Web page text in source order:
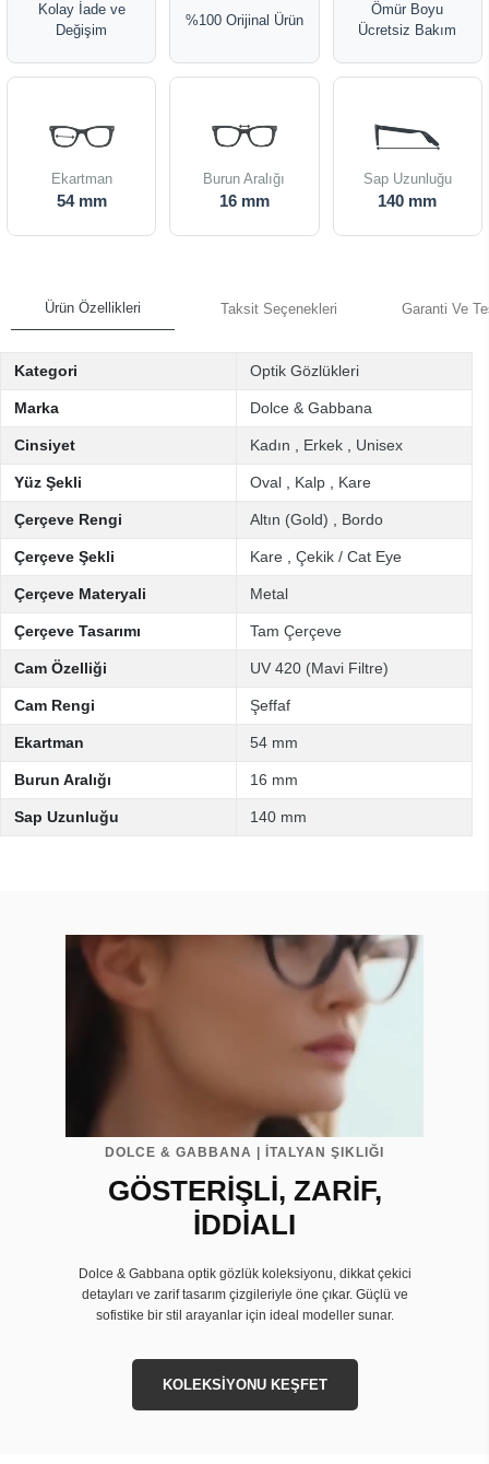
Kolay İade ve
Değişim
%100 Orijinal Ürün
Ömür Boyu
Ücretsiz Bakım
Ekartman
54 mm
Burun Aralığı
16 mm
Sap Uzunluğu
140 mm
Ürün Özellikleri Taksit Seçenekleri Garanti Ve
Kategori Optik Gözlükleri
Marka Dolce & Gabbana
Cinsiyet Kadın Erkek Unisex
Yüz Şekli Oval Kalp Kare
Çerçeve Rengi Altın (Gold) Bordo
Çerçeve Şekli Kare Çekik / Cat Eye
Çerçeve Materyali Metal
Çerçeve Tasarımı Tam Çerçeve
Cam Özelliği UV 420 (Mavi Filtre)
Cam Rengi Şeffaf
Ekartman 54 mm
Burun Aralığı 16 mm
Sap Uzunluğu 140 mm
DOLCE & GABBANA | İTALYAN ŞIKLIĞI
GÖSTERİŞLİ, ZARİF,
İDDİALI
Dolce & Gabbana optik gözlük koleksiyonu, dikkat çekici
detayları ve zarif tasarım çizgileriyle öne çıkar. Güçlü ve
sofistike bir stil arayanlar için ideal modeller sunar.
KOLEKSİYONU KEŞFET